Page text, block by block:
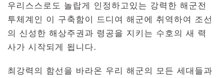
우리스스로도 놀랍게 인정하고있는 강력한 해군전
투체계인 이 구축함이 드디여 해군에 취역하여 조선
의 신성한 해상주권과 령공을 지키는 수호의 새 력
사가 시작되게 됩니다.
최강력의 함선을 바라온 우리 해군의 모든 세대들과